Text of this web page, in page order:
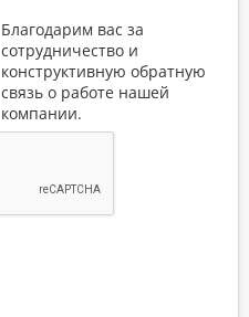
Благодарим вас за
сотрудничество и
конструктивную обратную
связь о работе нашей
компании.